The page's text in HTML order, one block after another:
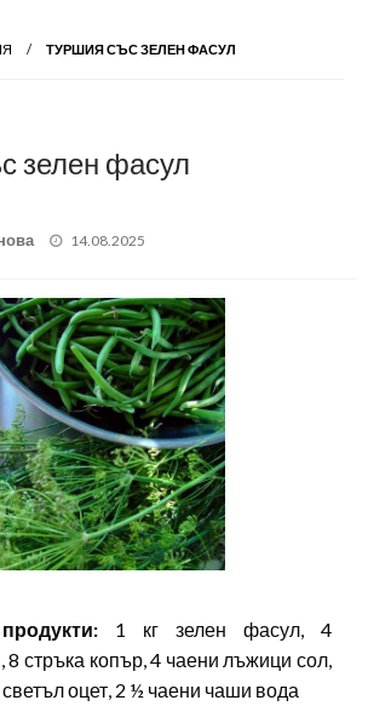
ТУРШИЯ СЪС ЗЕЛЕН ФАСУЛ
зелен фасул
Posted
14.08.2025
1 кг зелен фасул, 4
8 стръка копър, 4 чаени лъжици сол,
оцет, 2 ½ чаени чаши вода